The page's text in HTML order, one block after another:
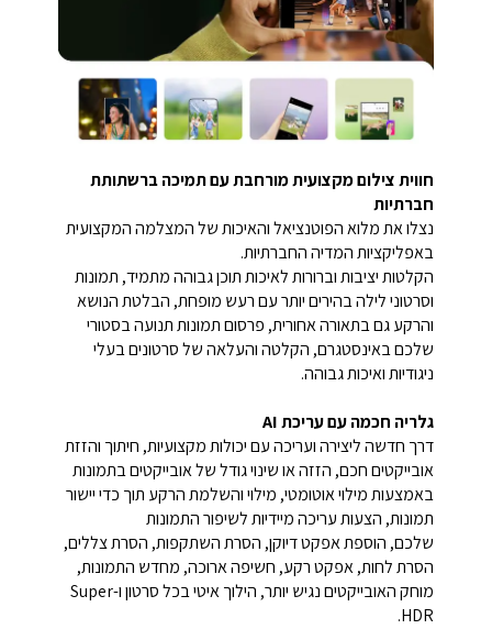
חווית צילום מקצועית מורחבת עם תמיכה ברשתותת
חברתיות
נצלו את מלוא הפוטנציאל והאיכות של המצלמה המקצועית
באפליקציות המדיה החברתיות.
הקלטות יציבות וברורות לאיכות תוכן גבוהה מתמיד, תמונות
וסרטוני לילה בהירים יותר עם רעש מופחת, הבלטת הנושא
והרקע גם בתאורה אחורית, פרסום תמונות תנועה בסטורי
שלכם באינסטגרם, הקלטה והעלאה של סרטונים בעלי
ניגודיות ואיכות גבוהה.
גלריה חכמה עם עריכת AI
דרך חדשה ליצירה ועריכה עם יכולות מקצועיות, חיתוך והזזת
אובייקטים חכם, הזזה או שינוי גודל של אובייקטים בתמונות
באמצעות מילוי אוטומטי, מילוי והשלמת הרקע תוך כדי יישור
תמונות, הצעות עריכה מיידיות לשיפור התמונות
שלכם, הוספת אפקט דיוקן, הסרת השתקפות, הסרת צללים,
הסרת לחות, אפקט רקע, חשיפה ארוכה, מחדש התמונות,
מוחק האובייקטים נגיש יותר, הילוך איטי בכל סרטון ו-Super
HDR.